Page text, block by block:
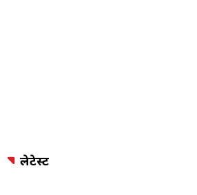
लेटेस्ट